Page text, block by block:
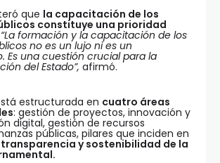
que la capacitación de los
constituye una prioridad
“La formación y la capacitación de los
no es un lujo ni es un
Es una cuestión crucial para la
del Estado”, afirmó.
estructurada en cuatro áreas
: gestión de proyectos, innovación y
digital, gestión de recursos
públicas, pilares que inciden en
y sostenibilidad de la